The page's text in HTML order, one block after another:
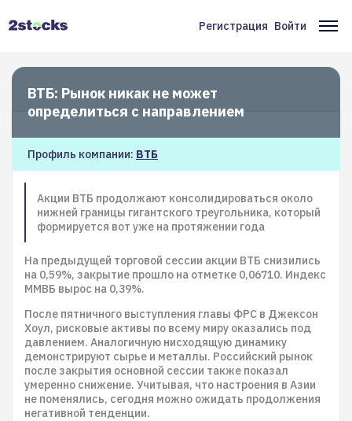
Меню
учётной
записи
пользователя
Регистрация Войти
ВТБ: Рынок никак не может
определиться с направлением
Профиль компании: ВТБ
Акции ВТБ продолжают консолидироваться около
нижней границы гигантского треугольника, который
формируется вот уже на протяжении года
На предыдущей торговой сессии акции ВТБ снизились
на 0,59%, закрытие прошло на отметке 0,06710. Индекс
ММВБ вырос на 0,39%.
После пятничного выступления главы ФРС в Джексон
Хоул, рисковые активы по всему миру оказались под
давлением. Аналогичную нисходящую динамику
демонстрируют сырье и металлы. Российский рынок
после закрытия основной сессии также показал
умеренно снижение. Учитывая, что настроения в Азии
не поменялись, сегодня можно ожидать продолжения
негативной тенденции.